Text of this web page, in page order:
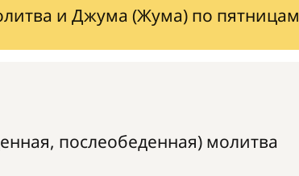
и Джума (Жума) по пятницам
послеобеденная) молитва